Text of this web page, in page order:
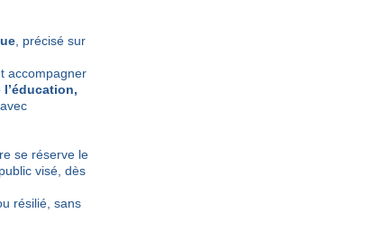
, précisé sur
accompagner
se réserve le
visé, dès
résilié, sans